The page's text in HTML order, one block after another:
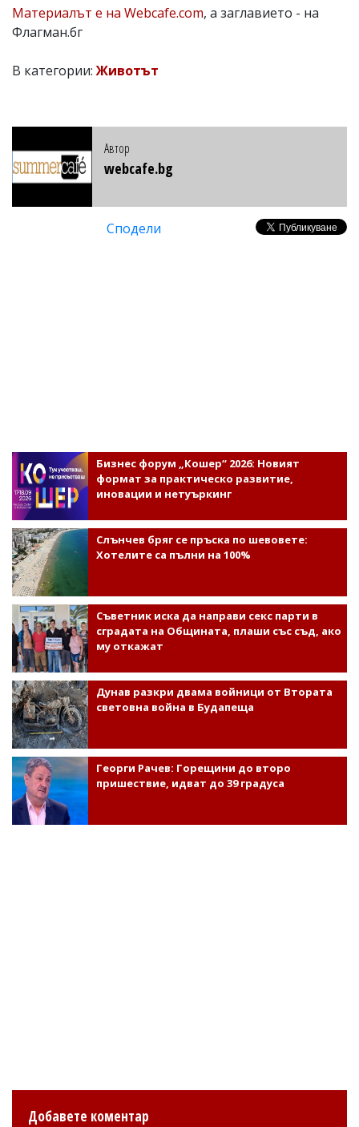
Материалът е на Webcafe.com, а заглавието - на
Флагман.бг
В категории:Животът
Автор
webcafe.bg
Сподели
Бизнес форум „Кошер“ 2026: Новият
формат за практическо развитие,
иновации и нетуъркинг
Слънчев бряг се пръска по шевовете:
Хотелите са пълни на 100%
Съветник иска да направи секс парти в
сградата на Общината, плаши със съд, ако
му откажат
Дунав разкри двама войници от Втората
световна война в Будапеща
Георги Рачев: Горещини до второ
пришествие, идват до 39 градуса
Добавете коментар